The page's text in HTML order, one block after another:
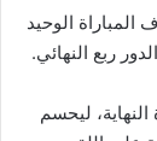
المباراة الوحيد
ليحسم